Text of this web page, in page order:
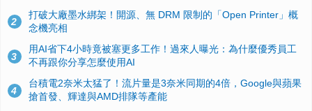
2
打破大廠墨水綁架！開源、無 DRM 限制的「Open Printer」概
念機亮相
3
用AI省下4小時竟被塞更多工作！過來人曝光：為什麼優秀員工
不再跟你分享怎麼使用AI
4
台積電2奈米太猛了！流片量是3奈米同期的4倍，Google與蘋果
搶首發、輝達與AMD排隊等產能